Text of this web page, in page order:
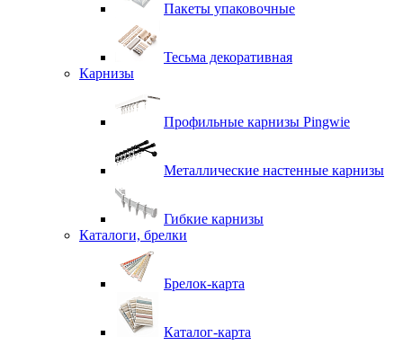
Пакеты упаковочные
Тесьма декоративная
Карнизы
Профильные карнизы Pingwie
Металлические настенные карнизы
Гибкие карнизы
Каталоги, брелки
Брелок-карта
Каталог-карта